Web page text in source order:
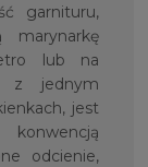
garnituru,
marynarkę
lub na
z jednym
jest
odcienie,